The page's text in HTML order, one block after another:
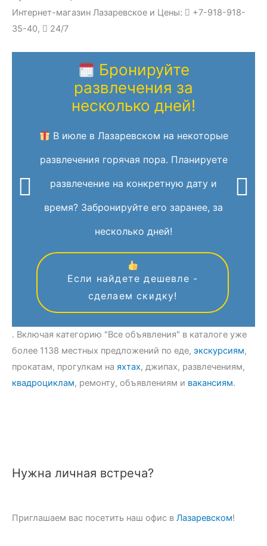
Нужна личная встреча?
Приглашаем вас посетить наш офис в Лазаревском!
Интернет-магазин Лазаревское и Цены:
+7-918-918-
35-40,
24/7
Бронируйте
развлечения за
несколько дней!
В июле в Лазаревском на некоторые
развлечения горячая пора. Планируете
развлечение на конкретную дату и
время? Забронируйте его заранее, за
несколько дней!
Если найдете дешевле -
сделаем скидку!
. Включая категорию "Все объявления" в каталоге уже
более 1138 местных предложений по еде, экскурсиям,
прокатам, прогулкам на яхтах, джипах, развлечениям,
квадроциклам, ремонту, объявлениям и вакансиям.